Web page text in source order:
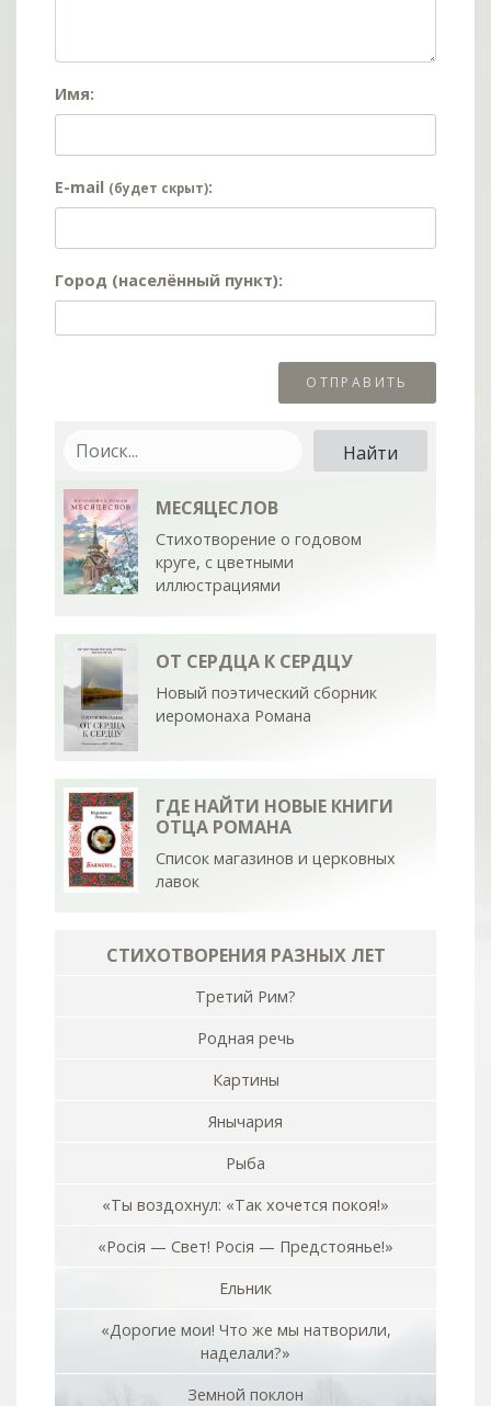
Имя:
E-mail (будет скрыт):
Город (населённый пункт):
МЕСЯЦЕСЛОВ
Стихотворение о годовом
круге, с цветными
иллюстрациями
ОТ СЕРДЦА К СЕРДЦУ
Новый поэтический сборник
иеромонаха Романа
ГДЕ НАЙТИ НОВЫЕ КНИГИ
ОТЦА РОМАНА
Список магазинов и церковных
лавок
СТИХОТВОРЕНИЯ РАЗНЫХ ЛЕТ
Третий Рим?
Родная речь
Картины
Янычария
Рыба
«Ты воздохнул: «Так хочется покоя!»
«Росiя — Свет! Росiя — Предстоянье!»
Ельник
«Дорогие мои! Что же мы натворили,
наделали?»
Земной поклон